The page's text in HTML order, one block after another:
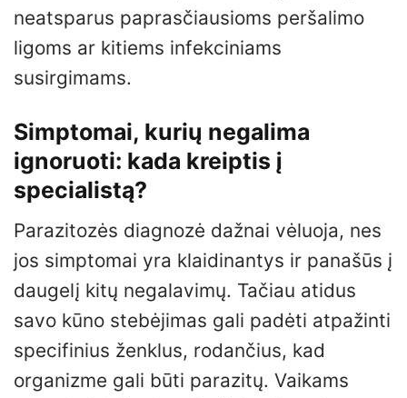
neatsparus paprasčiausioms peršalimo
ligoms ar kitiems infekciniams
susirgimams.
Simptomai, kurių negalima
ignoruoti: kada kreiptis į
specialistą?
Parazitozės diagnozė dažnai vėluoja, nes
jos simptomai yra klaidinantys ir panašūs į
daugelį kitų negalavimų. Tačiau atidus
savo kūno stebėjimas gali padėti atpažinti
specifinius ženklus, rodančius, kad
organizme gali būti parazitų. Vaikams